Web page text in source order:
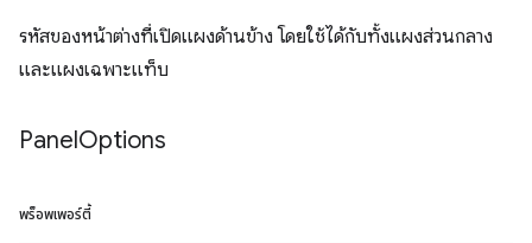
รหัสของหน้าต่างที่เปิดแผงด้านข้าง โดยใช้ได้กับทั้งแผงส่วนกลาง
และแผงเฉพาะแท็บ
PanelOptions
พร็อพเพอร์ตี้